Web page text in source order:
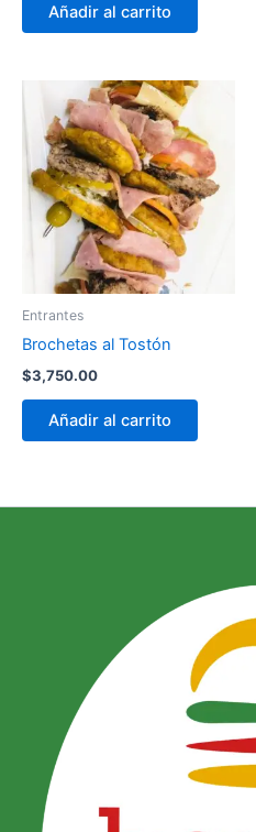
Añadir al carrito
Entrantes
Brochetas al Tostón
$3,750.00
Añadir al carrito